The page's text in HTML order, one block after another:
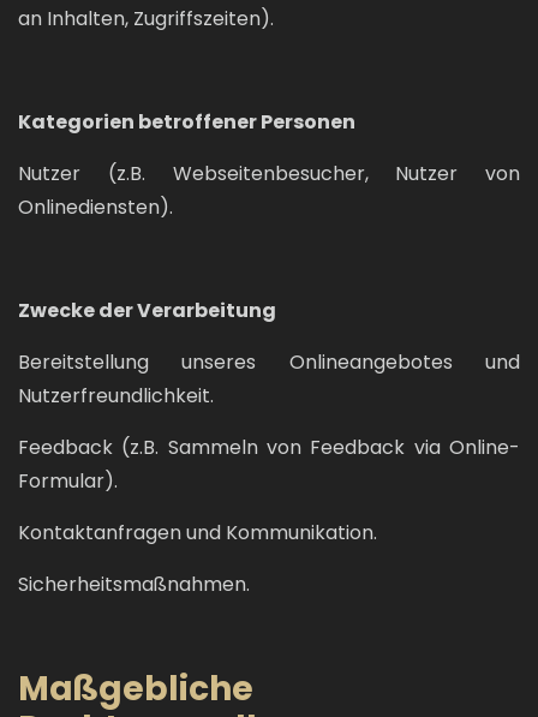
an Inhalten, Zugriffszeiten).
Kategorien betroffener Personen
Nutzer (z.B. Webseitenbesucher, Nutzer von
Onlinediensten).
Zwecke der Verarbeitung
Bereitstellung unseres Onlineangebotes und
Nutzerfreundlichkeit.
Feedback (z.B. Sammeln von Feedback via Online-
Formular).
Kontaktanfragen und Kommunikation.
Sicherheitsmaßnahmen.
Maßgebliche